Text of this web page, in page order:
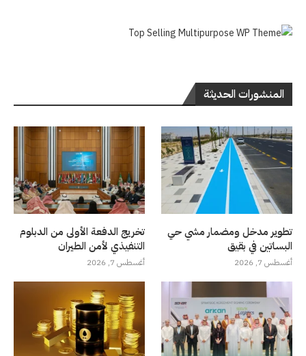
المنشورات الحديثة
تطوير مدخل ومضمار مشي حي
البساتين في بقيق
أغسطس 7, 2026
تخريج الدفعة الأولى من الدبلوم
التنفيذي لأمن الطيران
أغسطس 7, 2026